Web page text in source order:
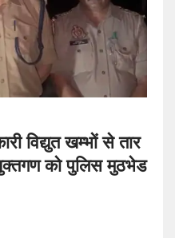
विद्युत खम्भों से तार
को पुलिस मुठभेड